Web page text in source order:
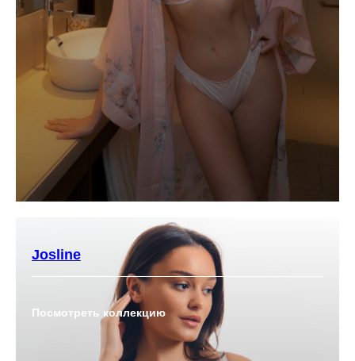
Josline
Посмотреть коллекцию